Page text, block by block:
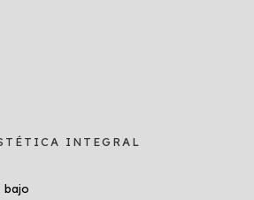
INTEGRAL
bajo